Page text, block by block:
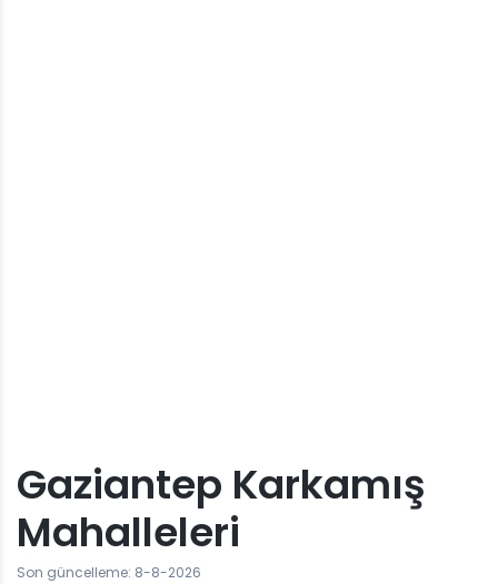
Gaziantep Karkamış
Mahalleleri
Son güncelleme: 8-8-2026